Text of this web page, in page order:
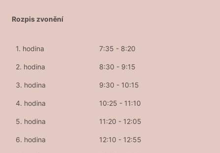
Rozpis zvonění
1. hodina 7:35 - 8:20
2. hodina 8:30 - 9:15
3. hodina 9:30 - 10:15
4. hodina 10:25 - 11:10
5. hodina 11:20 - 12:05
6. hodina 12:10 - 12:55